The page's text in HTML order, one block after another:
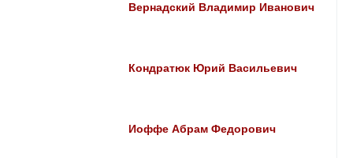
Вернадский Владимир Иванович
Кондратюк Юрий Васильевич
Иоффе Абрам Федорович